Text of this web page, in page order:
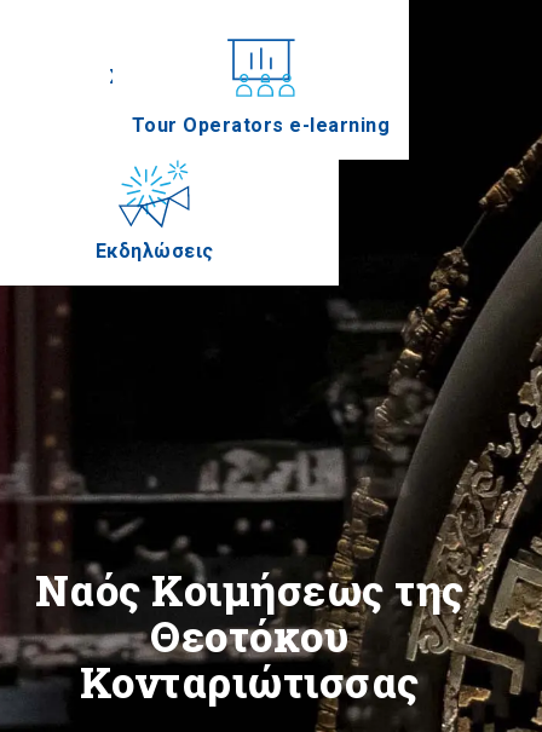
Συνέδρια
Εκδηλώσεις
Tour Operators e-learning
Ναός Κοιμήσεως της
Θεοτόκου
Κονταριώτισσας